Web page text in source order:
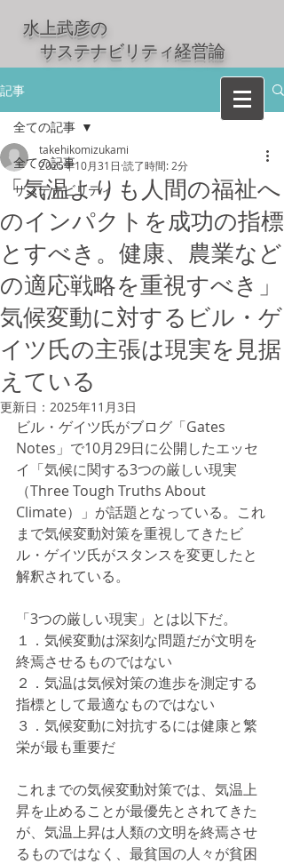
水上武彦の
​ サステナビリティ経営論
記事
全ての記事
サステナビリティ
全ての記事
「気温よりも人間の福祉へ
のインパクトを成功の指標
とすべき。健康、農業など
の適応戦略を重視すべき」
気候変動に対するビル・ゲ
イツ氏の主張は現実を見据
えている
takehikomizukami
2025年10月31日 読了時間: 2分
更新日： 2025年11月3日
ビル・ゲイツ氏がブログ「Gates
Notes」で10月29日に公開したエッセ
イ「気候に関する3つの厳しい現実
（Three Tough Truths About
Climate）」が話題となっている。これ
まで気候変動対策を重視してきたビ
ル・ゲイツ氏がスタンスを変更したと
解釈されている。
「3つの厳しい現実」とは以下だ。
１．気候変動は深刻な問題だが文明を
終焉させるものではない
２．気温は気候対策の進歩を測定する
指標として最適なものではない
３．気候変動に対抗するには健康と繁
栄が最も重要だ
これまでの気候変動対策では、気温上
昇を止めることが最優先とされてきた
が、気温上昇は人類の文明を終焉させ
るものではなく、最貧国の人々が貧困